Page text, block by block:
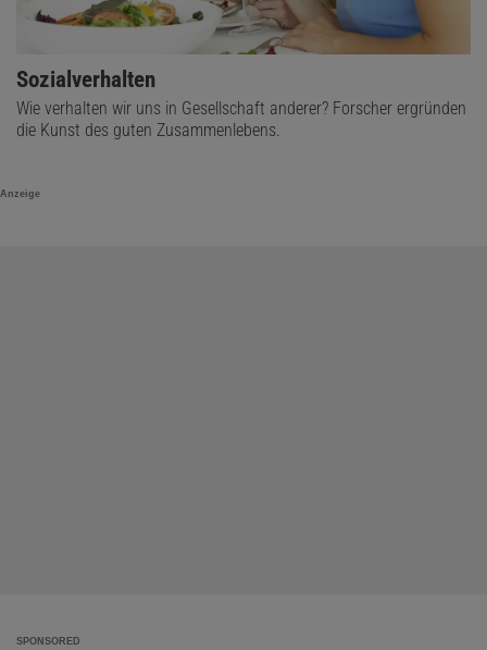
Sozialverhalten
Wie verhalten wir uns in Gesellschaft anderer? Forscher ergründen
die Kunst des guten Zusammenlebens.
Anzeige
SPONSORED